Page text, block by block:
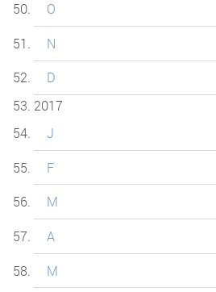
O
N
D
2017
J
F
M
A
M